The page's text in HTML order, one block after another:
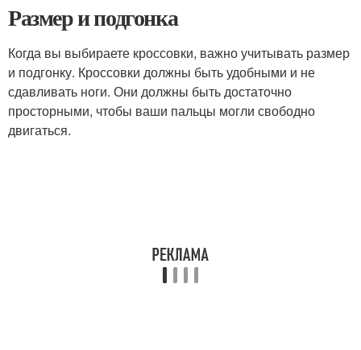
Размер и подгонка
Когда вы выбираете кроссовки, важно учитывать размер
и подгонку. Кроссовки должны быть удобными и не
сдавливать ноги. Они должны быть достаточно
просторными, чтобы ваши пальцы могли свободно
двигаться.